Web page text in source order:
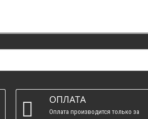
ОПЛАТА
Оплата производится только за